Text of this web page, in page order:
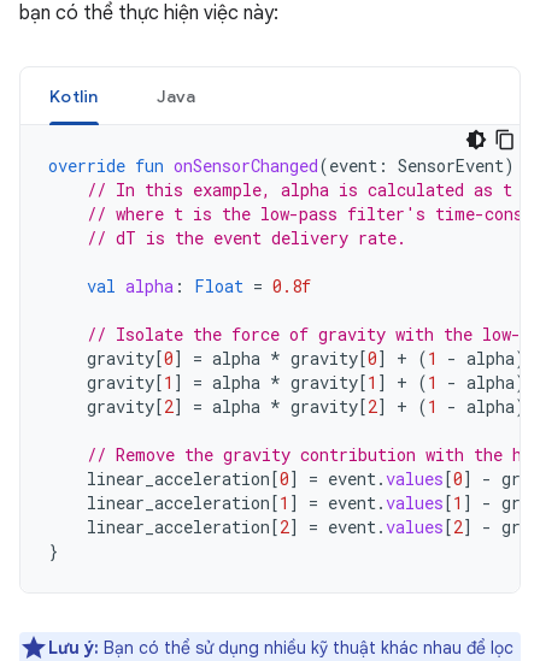
bạn có thể thực hiện việc này:
Kotlin Java
override fun onSensorChanged(event : SensorEvent)
// In this example, alpha is calculated as t
// where t is the low-pass filter's time-
// dT is the event delivery rate.
val alpha : Float = 0.8f
// Isolate the force of gravity with the low-
gravity[0] = alpha * gravity[0] + (1 - alpha)
gravity[1 ] = alpha * gravity[1 ] + (1 - alpha)
gravity[2] = alpha * gravity[2] + (1 - alpha)
// Remove the gravity contribution with the
linear_acceleration[0] = event.values[0] -
linear_acceleration[1 ] = event.values[1 ] -
linear_acceleration[2] = event.values[2] -
}
Lưu ý: Bạn có thể sử dụng nhiều kỹ thuật khác nhau để lọc